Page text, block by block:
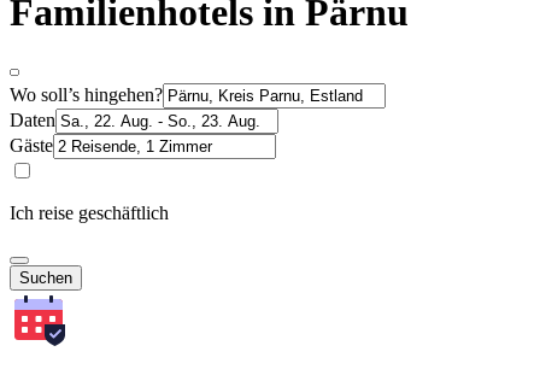
Familienhotels in Pärnu
Wo soll’s hingehen?
Daten
Gäste
Ich reise geschäftlich
Suchen